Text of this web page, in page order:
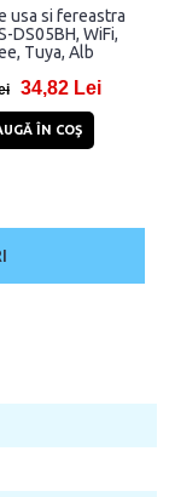
usa si fereastra
DS05BH, WiFi,
Tuya, Alb
34,82 Lei
ÎN COŞ